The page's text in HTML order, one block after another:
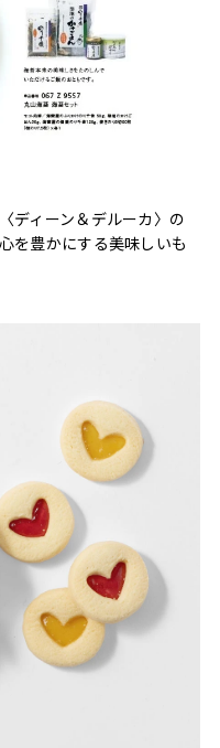
ディーン＆デルーカ〉の
を豊かにする美味しいも